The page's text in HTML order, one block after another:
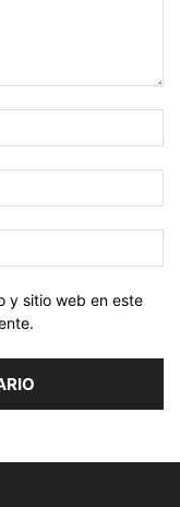
y sitio web en este